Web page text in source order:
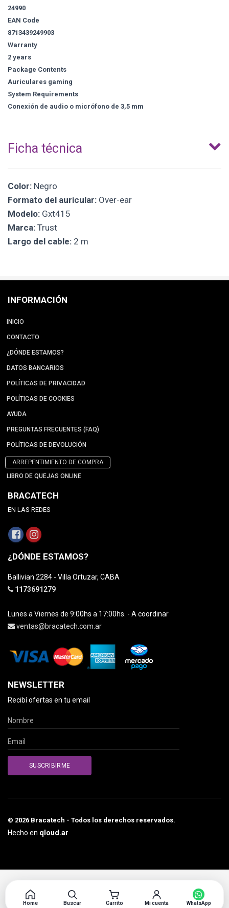
24990
EAN Code
8713439249903
Warranty
2 years
Package Contents
Auriculares gaming
System Requirements
Conexión de audio o micrófono de 3,5 mm
Ficha técnica
Color: Negro
Formato del auricular: Over-ear
Modelo: Gxt415
Marca: Trust
Largo del cable: 2 m
INFORMACIÓN
INICIO
CONTACTO
¿DÓNDE ESTAMOS?
DATOS BANCARIOS
POLÍTICAS DE PRIVACIDAD
POLÍTICAS DE COOKIES
AYUDA
PREGUNTAS FRECUENTES (FAQ)
POLÍTICAS DE DEVOLUCIÓN
ARREPENTIMIENTO DE COMPRA
LIBRO DE QUEJAS ONLINE
BRACATECH
EN LAS REDES
¿DÓNDE ESTAMOS?
Ballivian 2284 - Villa Ortuzar, CABA
1173691279
Lunes a Viernes de 9:00hs a 17:00hs. - A coordinar
ventas@bracatech.com.ar
NEWSLETTER
Recibí ofertas en tu email
© 2026 Bracatech - Todos los derechos reservados.
Hecho en qloud.ar
Home Buscar Carrito Mi cuenta